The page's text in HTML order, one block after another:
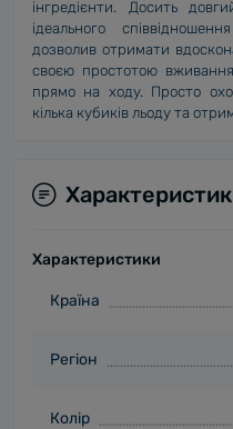
інгредієнти. Досить
ідеального
дозволив отримати
своєю простотою
прямо на ходу. Просто
кілька кубиків льоду та
Характеристики
Країна
Регіон
Колір